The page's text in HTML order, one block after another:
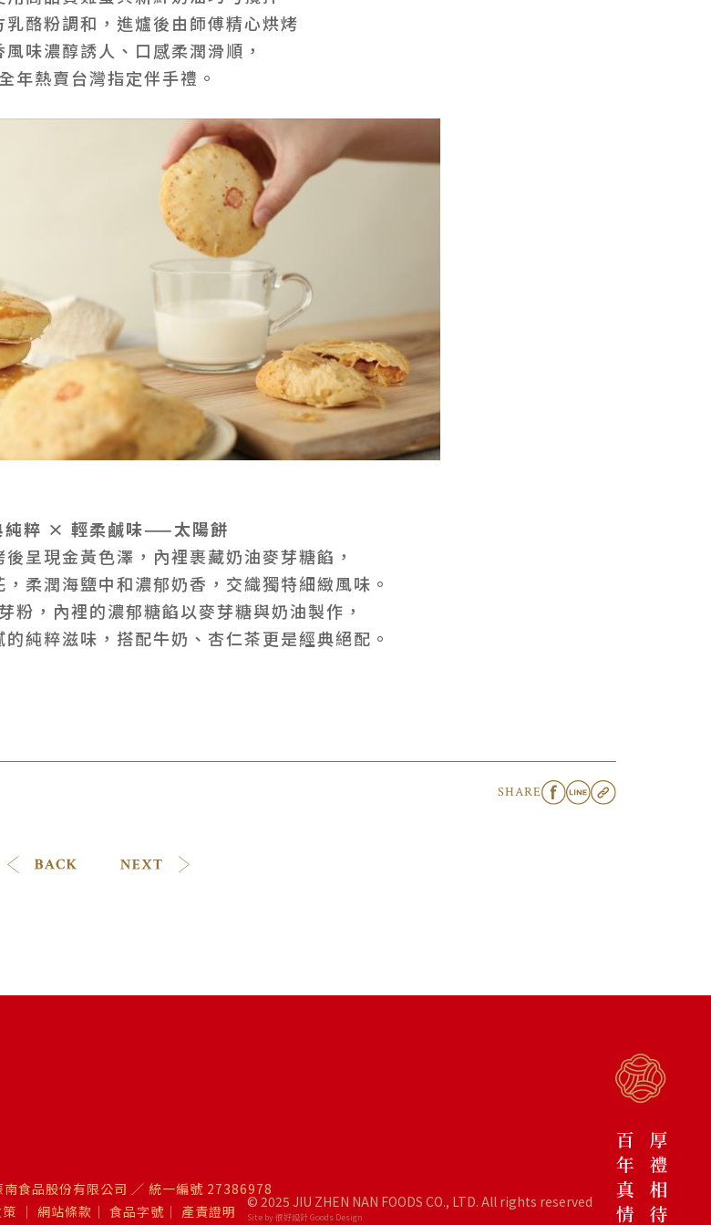
乳酪粉調和，進爐後由師傅精心烘烤
風味濃醇誘人、口感柔潤滑順，
年熱賣台灣指定伴手禮。
純粹 × 輕柔鹹味——太陽餅
呈現金黃色澤，內裡裹藏奶油麥芽糖餡，
柔潤海鹽中和濃郁奶香，交織獨特細緻風味。
粉，內裡的濃郁糖餡以麥芽糖與奶油製作，
純粹滋味，搭配牛奶、杏仁茶更是經典絕配。
SHARE
食品股份有限公司 ／ 統一編號 27386978
｜ 網站條款 ｜ 食品字號｜ 產責證明
© 2025 JIU ZHEN NAN FOODS CO., LTD. All rights reserved
Site by 很好設計 Goods Design